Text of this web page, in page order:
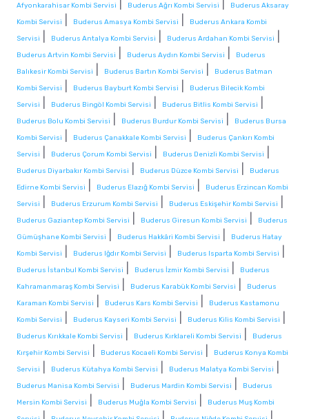
Afyonkarahisar Kombi Servisi
Buderus Ağrı Kombi Servisi
Buderus Aksaray
Kombi Servisi
Buderus Amasya Kombi Servisi
Buderus Ankara Kombi
Servisi
Buderus Antalya Kombi Servisi Buderus Ardahan Kombi Servisi
Buderus Artvin Kombi Servisi Buderus Aydın Kombi Servisi
Buderus
Balıkesir Kombi Servisi
Buderus Bartın Kombi Servisi
Buderus Batman
Kombi Servisi
Buderus Bayburt Kombi Servisi
Buderus Bilecik Kombi
Servisi
Buderus Bingöl Kombi Servisi Buderus Bitlis Kombi Servisi
Buderus Bolu Kombi Servisi Buderus Burdur Kombi Servisi
Buderus Bursa
Kombi Servisi
Buderus Çanakkale Kombi Servisi
Buderus Çankırı Kombi
Servisi
Buderus Çorum Kombi Servisi Buderus Denizli Kombi Servisi
Buderus Diyarbakır Kombi Servisi Buderus Düzce Kombi Servisi
Buderus
Edirne Kombi Servisi
Buderus Elazığ Kombi Servisi
Buderus Erzincan Kombi
Servisi
Buderus Erzurum Kombi Servisi Buderus Eskişehir Kombi Servisi
Buderus Gaziantep Kombi Servisi Buderus Giresun Kombi Servisi
Buderus
Gümüşhane Kombi Servisi
Buderus Hakkâri Kombi Servisi
Buderus Hatay
Kombi Servisi
Buderus Iğdır Kombi Servisi Buderus Isparta Kombi Servisi
Buderus İstanbul Kombi Servisi Buderus İzmir Kombi Servisi
Buderus
Kahramanmaraş Kombi Servisi
Buderus Karabük Kombi Servisi
Buderus
Karaman Kombi Servisi
Buderus Kars Kombi Servisi
Buderus Kastamonu
Kombi Servisi
Buderus Kayseri Kombi Servisi Buderus Kilis Kombi Servisi
Buderus Kırıkkale Kombi Servisi Buderus Kırklareli Kombi Servisi
Buderus
Kırşehir Kombi Servisi
Buderus Kocaeli Kombi Servisi
Buderus Konya Kombi
Servisi
Buderus Kütahya Kombi Servisi Buderus Malatya Kombi Servisi
Buderus Manisa Kombi Servisi Buderus Mardin Kombi Servisi
Buderus
Mersin Kombi Servisi
Buderus Muğla Kombi Servisi
Buderus Muş Kombi